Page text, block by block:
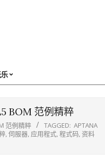
BOM 范例精粹
范例精粹 TAGGED: APTANA
,伺服器, 应用程式,程式码,资料